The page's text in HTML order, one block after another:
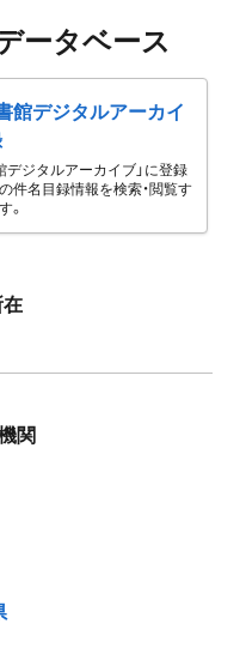
ータベース
館デジタルアーカイ
デジタルアーカイブ」に登録
件名目録情報を検索・閲覧す
。
在
関